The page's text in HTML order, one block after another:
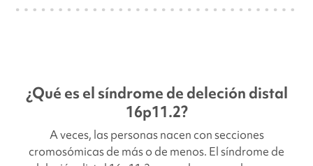
¿Qué es el síndrome de deleción distal
16p11.2?
A veces, las personas nacen con secciones
cromosómicas de más o de menos. El síndrome de